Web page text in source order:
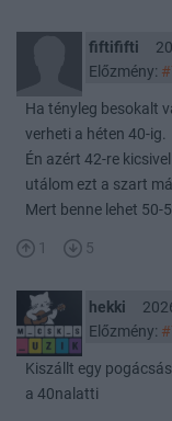
fiftififti
Előzmény:
Ha tényleg besokalt
verheti a héten 40-ig.
Én azért 42-re
utálom ezt a szart
Mert benne lehet 50-
1 5
hekki
Előzmény:
Kiszállt egy
a 40nalatti